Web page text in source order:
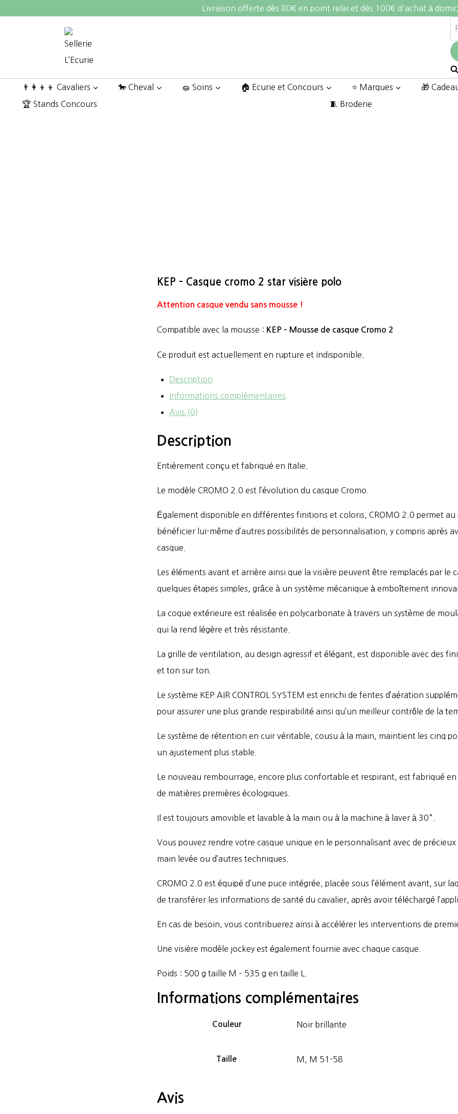
Livraison offerte dès 80€ en point relai et dès 100€ d'achat à
👨‍👩‍👦‍👦 Cavaliers 🐎 Cheval 🧽 Soins 🏠 Ecurie et Concours ⭐ Marques 🎁
🏆 Stands Concours 🧵 Broderie
KEP – Casque cromo 2 star visière polo
Attention casque vendu sans mousse !
Compatible avec la mousse : KEP – Mousse de casque Cromo 2
Ce produit est actuellement en rupture et indisponible.
Description
Informations complémentaires
Avis (0)
Description
Entièrement conçu et fabriqué en Italie.
Le modèle CROMO 2.0 est l’évolution du casque Cromo.
Également disponible en différentes finitions et coloris, CROMO 2.0 permet au
bénéficier lui-même d’autres possibilités de personnalisation, y compris après
casque.
Les éléments avant et arrière ainsi que la visière peuvent être remplacés par le
quelques étapes simples, grâce à un système mécanique à emboîtement
La coque extérieure est réalisée en polycarbonate à travers un système de
qui la rend légère et très résistante.
La grille de ventilation, au design agressif et élégant, est disponible avec des
et ton sur ton.
Le système KEP AIR CONTROL SYSTEM est enrichi de fentes d’aération
pour assurer une plus grande respirabilité ainsi qu’un meilleur contrôle de la
Le système de rétention en cuir véritable, cousu à la main, maintient les cinq
un ajustement plus stable.
Le nouveau rembourrage, encore plus confortable et respirant, est fabriqué
de matières premières écologiques.
Il est toujours amovible et lavable à la main ou à la machine à laver à 30°.
Vous pouvez rendre votre casque unique en le personnalisant avec de précieux
main levée ou d’autres techniques.
CROMO 2.0 est équipé d’une puce intégrée, placée sous l’élément avant, sur
de transférer les informations de santé du cavalier, après avoir téléchargé
En cas de besoin, vous contribuerez ainsi à accélérer les interventions de
Une visière modèle jockey est également fournie avec chaque casque.
Poids : 500 g taille M – 535 g en taille L.
Informations complémentaires
Couleur Noir brillante
Taille M, M 51-58
Avis